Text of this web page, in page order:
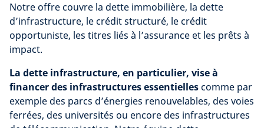
Notre offre couvre la dette immobilière, la dette
d’infrastructure, le crédit structuré, le crédit
opportuniste, les titres liés à l’assurance et les prêts à
impact.
La dette infrastructure, en particulier, vise à
financer des infrastructures essentiellescomme par
exemple des parcs d’énergies renouvelables, des voies
ferrées, des universités ou encore des infrastructures